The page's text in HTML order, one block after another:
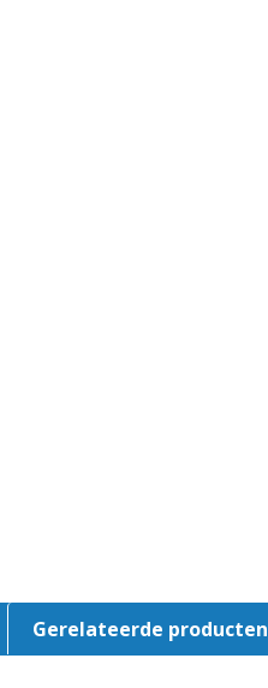
Gerelateerde producten